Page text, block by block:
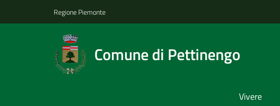
Regione Piemonte
Comune di Pettinengo
Vivere